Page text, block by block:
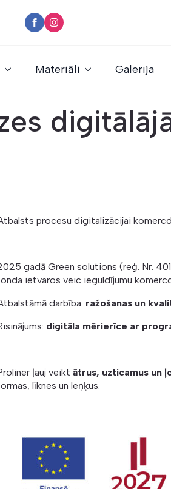
Materiāli Galerija
procesu digitalizācijai
gadā Green solutions (reģ. Nr.
ietvaros veic ieguldījumu
darbība: ražošanas un
digitāla mērierīce ar
ļauj veikt ātrus, uzticamus un
līknes un leņķus.